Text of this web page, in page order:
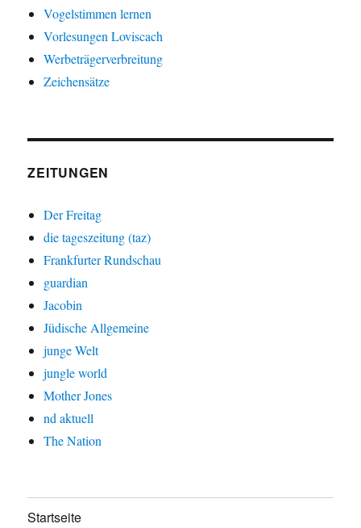
Vogelstimmen lernen
Vorlesungen Loviscach
Werbeträgerverbreitung
Zeichensätze
ZEITUNGEN
Der Freitag
die tageszeitung (taz)
Frankfurter Rundschau
guardian
Jacobin
Jüdische Allgemeine
junge Welt
jungle world
Mother Jones
nd aktuell
The Nation
Startseite